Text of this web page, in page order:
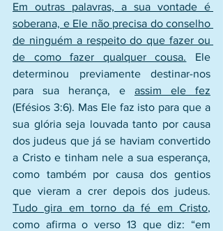
Em outras palavras, a sua vontade é
soberana, e Ele não precisa do conselho
de ninguém a respeito do que fazer ou
de como fazer qualquer cousa. Ele
determinou previamente destinar-nos
para sua herança, e assim ele fez
(Efésios 3:6). Mas Ele faz isto para que a
sua glória seja louvada tanto por causa
dos judeus que já se haviam convertido
a Cristo e tinham nele a sua esperança,
como também por causa dos gentios
Tudo gira em torno da fé em Cristo,
como afirma o verso 13 que diz: “em